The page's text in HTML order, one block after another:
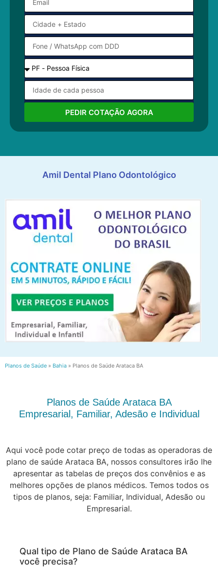
PEDIR COTAÇÃO AGORA
Amil Dental Plano Odontológico
Planos de Saúde » Bahia » Planos de Saúde Arataca BA
Planos de Saúde Arataca BA
Empresarial, Familiar, Adesão e Individual
Aqui você pode cotar preço de todas as operadoras de
plano de saúde Arataca BA, nossos consultores irão lhe
apresentar as tabelas de preços dos convênios e as
melhores opções de planos médicos. Temos todos os
tipos de planos, seja: Familiar, Individual, Adesão ou
Empresarial.
Qual tipo de Plano de Saúde Arataca BA
você precisa?